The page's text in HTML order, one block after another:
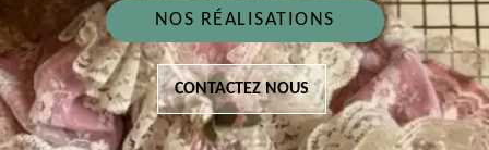
NOS RÉALISATIONS
CONTACTEZ NOUS